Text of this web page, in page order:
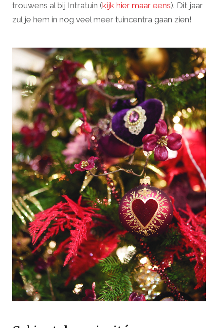
trouwens al bij Intratuin (kijk hier maar eens). Dit jaar
zul je hem in nog veel meer tuincentra gaan zien!